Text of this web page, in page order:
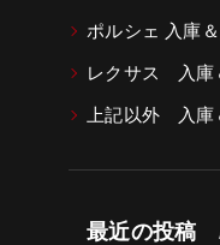
ポルシェ 入庫
レクサス 入庫
上記以外 入庫
最近の投稿